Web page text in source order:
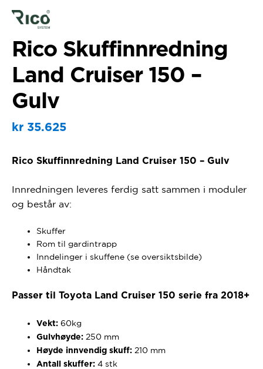
Rico Skuffinnredning
Land Cruiser 150 –
Gulv
kr35.625
Rico Skuffinnredning Land Cruiser 150 – Gulv
Innredningen leveres ferdig satt sammen i moduler
og består av:
Skuffer
Rom til gardintrapp
Inndelinger i skuffene (se oversiktsbilde)
Håndtak
Passer til Toyota Land Cruiser 150 serie fra 2018+
Vekt:60kg
Gulvhøyde:250 mm
Høyde innvendig skuff:210 mm
Antall skuffer:4 stk